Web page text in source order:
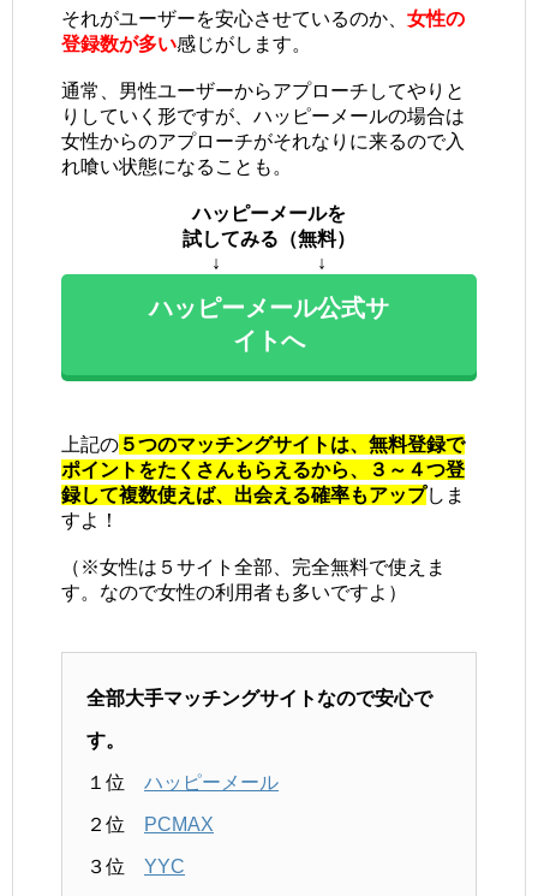
それがユーザーを安心させているのか、 女性の
登録数が多い感じがします。
通常、男性ユーザーからアプローチしてやりと
りしていく形ですが、ハッピーメールの場合は
女性からのアプローチがそれなりに来るので入
れ喰い状態になることも。
ハッピーメールを
試してみる（無料）
↓ ↓
ハッピーメール公式サ
イトへ
上記の ５つのマッチングサイトは、無料登録で
ポイントをたくさんもらえるから、３～４つ登
録して複数使えば、出会える確率もアップしま
すよ！
（※女性は５サイト全部、完全無料で使えま
す。なので女性の利用者も多いですよ）
全部大手マッチングサイトなので安心で
す。
１位 ハッピーメール
２位 PCMAX
３位 YYC